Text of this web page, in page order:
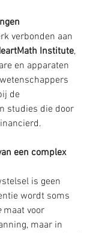
verbonden aan
Institute,
en apparaten
de
studies die door
een complex
is geen
wordt soms
maat voor
maar in